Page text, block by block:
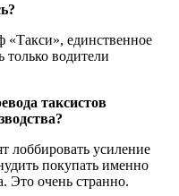
единственное
только водители
таксистов
лоббировать усиление
покупать именно
Это очень странно.